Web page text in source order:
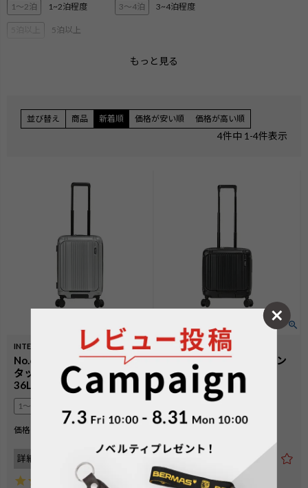
1〜2泊 1~2泊程度 3〜4泊 3~4泊程度
5泊以上
3Way キャリーオン機能
無料手荷物サイズ
もっと見る
並び替え 商品 新着順 価格が安い順 価格が高い順
4件中 1 -4件表示
INTER CITYⅡ PRO
No.60566：[新仕様] ワン
タッチフロントオープン
36L 48cm
1〜2泊
価格
詳細を見る
5.00（
INTER CITYⅡ PRO
No.60565：[新仕様] ワン
タッチフロントオープン
32L 39cm
4.33